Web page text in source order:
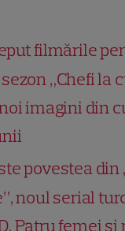
filmările
„Chefi la
imagini din
povestea din
noul serial
Patru femei